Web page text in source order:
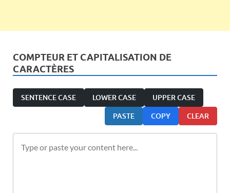
COMPTEUR ET CAPITALISATION DE
CARACTÈRES
SENTENCE CASE LOWER CASE UPPER CASE
PASTE COPY CLEAR